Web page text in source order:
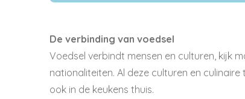
De verbinding van voedsel
Voedsel verbindt mensen en culturen, kijk
nationaliteiten. Al deze culturen en
ook in de keukens thuis.